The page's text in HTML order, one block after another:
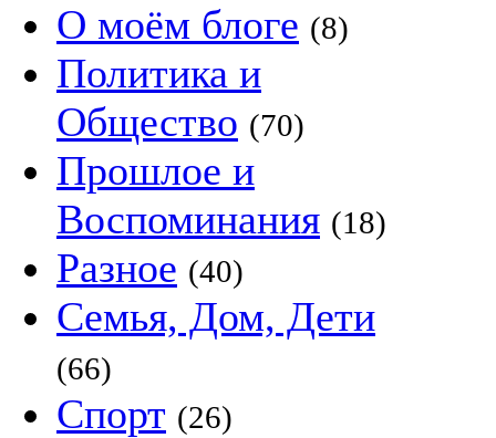
О моём блоге (8)
Политика и
Общество (70)
Прошлое и
Воспоминания (18)
Разное (40)
Семья, Дом, Дети
(66)
Спорт (26)